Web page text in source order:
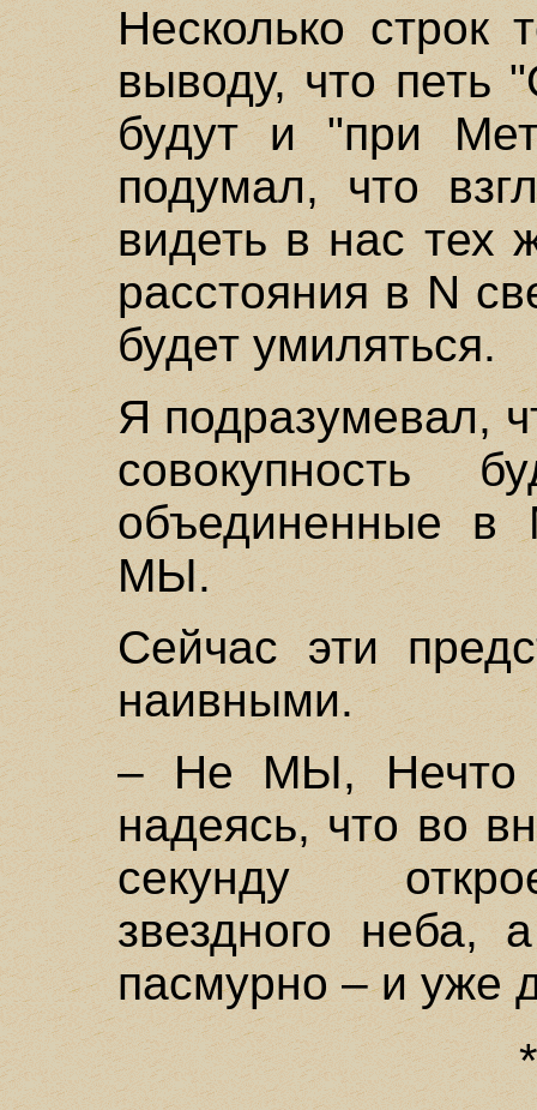
Несколько
выводу, что петь
будут и "при
подумал, что
видеть в нас тех
расстояния в N
будет умиляться.
Я подразумевал,
совокупность
объединенные в
МЫ.
Сейчас эти
наивными.
– Не МЫ, Нечто
надеясь, что во
секунду
звездного
пасмурно – и уже